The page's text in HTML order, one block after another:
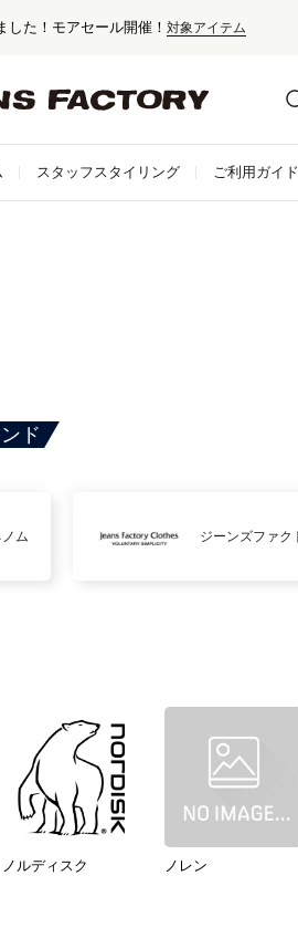
した！モアセール開催！ 対象アイテム
料！
。さらに詳しく
スタッフスタイリング ご利用ガイド
ド
ノム ジーンズファク
ノルディスク ノレン